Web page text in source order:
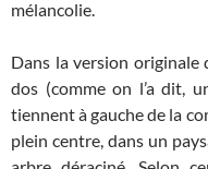
mélancolie.
Dans la version originale
dos (comme on l’a dit,
tiennent à gauche de la
plein centre, dans un